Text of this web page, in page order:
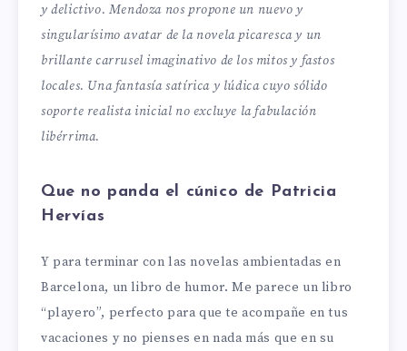
y delictivo. Mendoza nos propone un nuevo y
singularísimo avatar de la novela picaresca y un
brillante carrusel imaginativo de los mitos y fastos
locales. Una fantasía satírica y lúdica cuyo sólido
soporte realista inicial no excluye la fabulación
libérrima.
Que no panda el cúnico de Patricia
Hervías
Y para terminar con las novelas ambientadas en
Barcelona, un libro de humor. Me parece un libro
“playero”, perfecto para que te acompañe en tus
vacaciones y no pienses en nada más que en su